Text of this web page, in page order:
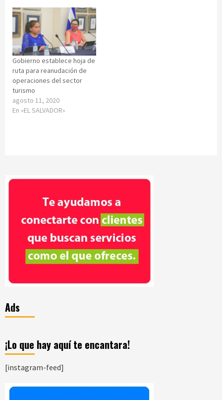
Gobierno establece hoja de
ruta para reanudación de
operaciones del sector
turismo
agosto 11, 2020
En «EL SALVADOR»
Ads
¡Lo que hay aquí te encantara!
[instagram-feed]